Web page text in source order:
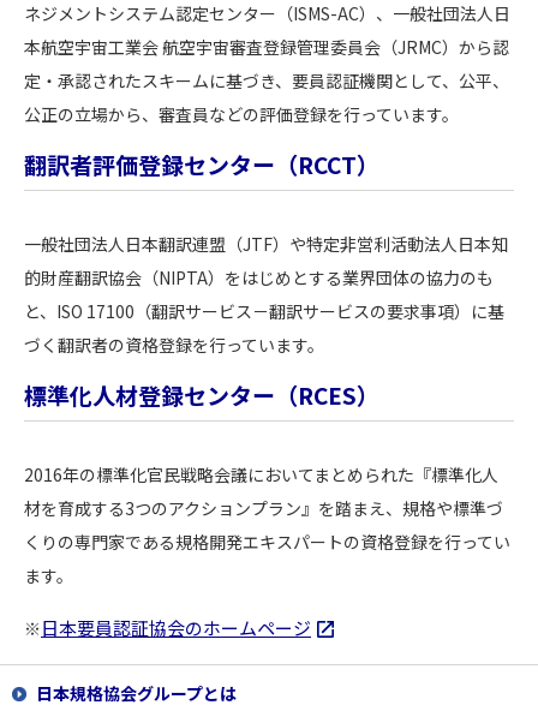
ネジメントシステム認定センター（ISMS-AC）、一般社団法人日
本航空宇宙工業会 航空宇宙審査登録管理委員会（JRMC）から認
定・承認されたスキームに基づき、要員認証機関として、公平、
公正の立場から、審査員などの評価登録を行っています。
翻訳者評価登録センター（RCCT）
一般社団法人日本翻訳連盟（JTF）や特定非営利活動法人日本知
的財産翻訳協会（NIPTA）をはじめとする業界団体の協力のも
と、ISO 17100（翻訳サービス－翻訳サービスの要求事項）に基
づく翻訳者の資格登録を行っています。
標準化人材登録センター（RCES）
2016年の標準化官民戦略会議においてまとめられた『標準化人
材を育成する3つのアクションプラン』を踏まえ、規格や標準づ
くりの専門家である規格開発エキスパートの資格登録を行ってい
ます。
※ 日本要員認証協会のホームページ
日本規格協会グループとは